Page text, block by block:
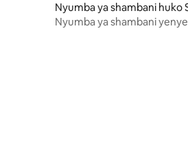
Nyumba ya shambani huko
nt-Raphaël
Nyumba ya shambani